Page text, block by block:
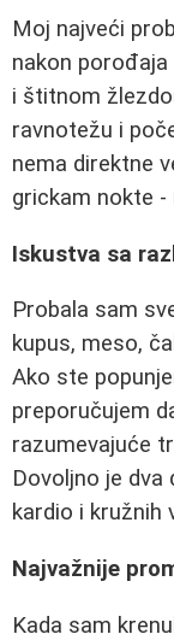
Moj najveći
nakon
i štitnom
ravnotežu i
nema direktne
grickam nokte -
Iskustva sa
Probala sam
kupus, meso,
Ako ste
preporučujem
razumevajuće
Dovoljno je
kardio i kružnih
Najvažnije
Kada sam